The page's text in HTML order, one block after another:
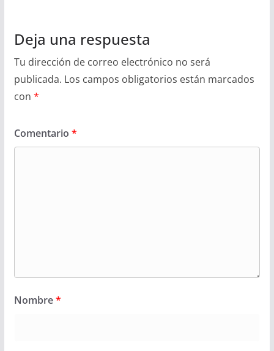
Deja una respuesta
Tu dirección de correo electrónico no será
publicada. Los campos obligatorios están marcados
con *
Comentario *
Nombre*